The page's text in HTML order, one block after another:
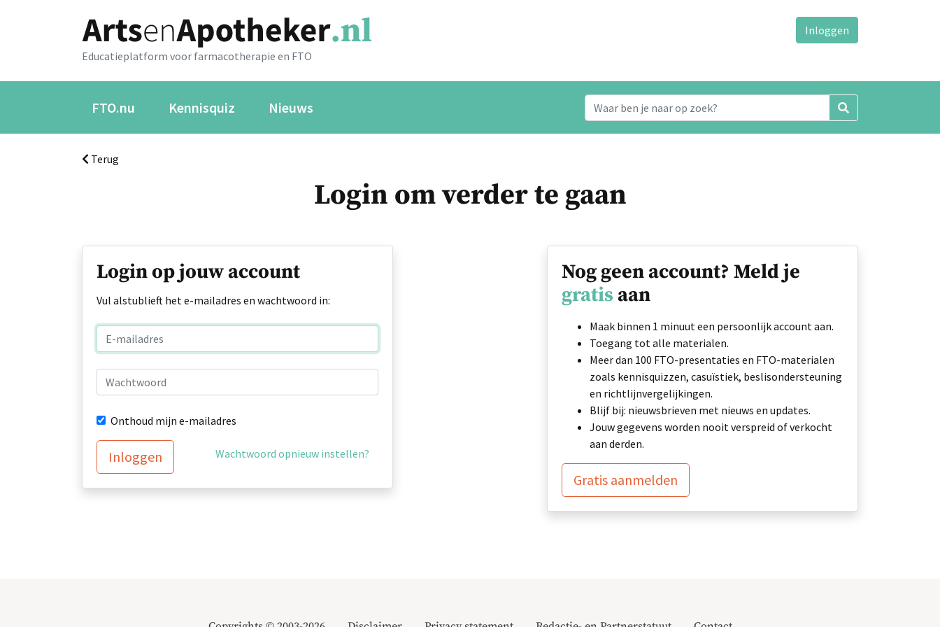
Educatieplatform voor farmacotherapie en FTO
Inloggen
FTO.nu Kennisquiz Nieuws
Terug
Login om verder te gaan
Login op jouw account
Vul alstublieft het e-mailadres en wachtwoord in:
Onthoud mijn e-mailadres
Inloggen Wachtwoord opnieuw instellen?
Nog geen account? Meld je
gratis aan
Maak binnen 1 minuut een persoonlijk account aan.
Toegang tot alle materialen.
Meer dan 100 FTO-presentaties en FTO-materialen
zoals kennisquizzen, casuïstiek, beslisondersteuning
en richtlijnvergelijkingen.
Blijf bij: nieuwsbrieven met nieuws en updates.
Jouw gegevens worden nooit verspreid of verkocht
aan derden.
Gratis aanmelden